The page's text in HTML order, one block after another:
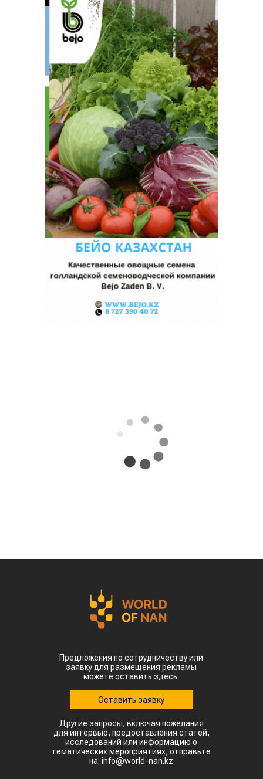
Предложения по сотрудничеству или
заявку для размещения рекламы
можете оставить здесь.
Оставить заявку
Другие запросы, включая пожелания
для интервью, предоставления статей,
исследований или информацию о
тематических мероприятиях, отправьте
на: info@world-nan.kz